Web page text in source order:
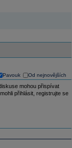
Pavouk Od nejnovějších
mohou přispívat
přihlásit, registrujte se